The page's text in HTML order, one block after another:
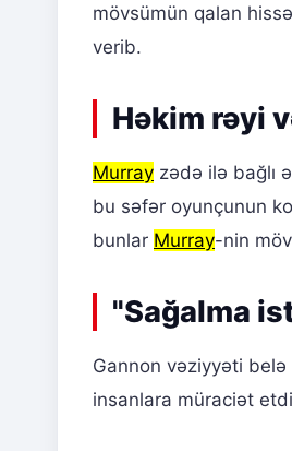
mövsümün qalan
verib.
Həkim rəyi
Murray zədə ilə bağlı
bu səfər oyunçunun
bunlar Murray-nin
"Sağalma
Gannon vəziyyəti
insanlara müraciət